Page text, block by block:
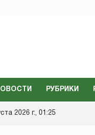
РУБРИКИ
2026 г., 01:25